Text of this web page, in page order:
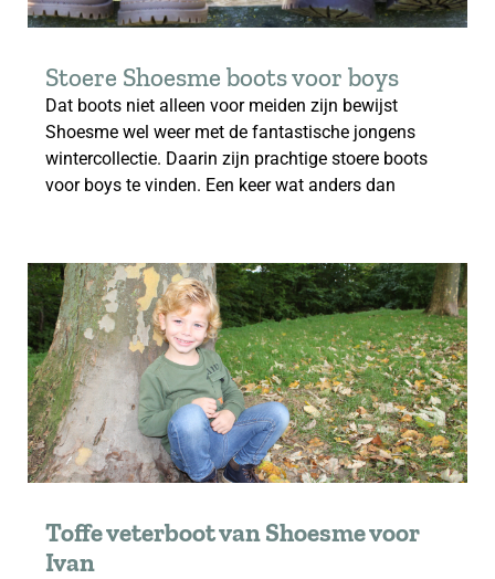
Stoere Shoesme boots voor boys
Dat boots niet alleen voor meiden zijn bewijst
Shoesme wel weer met de fantastische jongens
wintercollectie. Daarin zijn prachtige stoere boots
voor boys te vinden. Een keer wat anders dan
Toffe veterboot van Shoesme voor
Ivan